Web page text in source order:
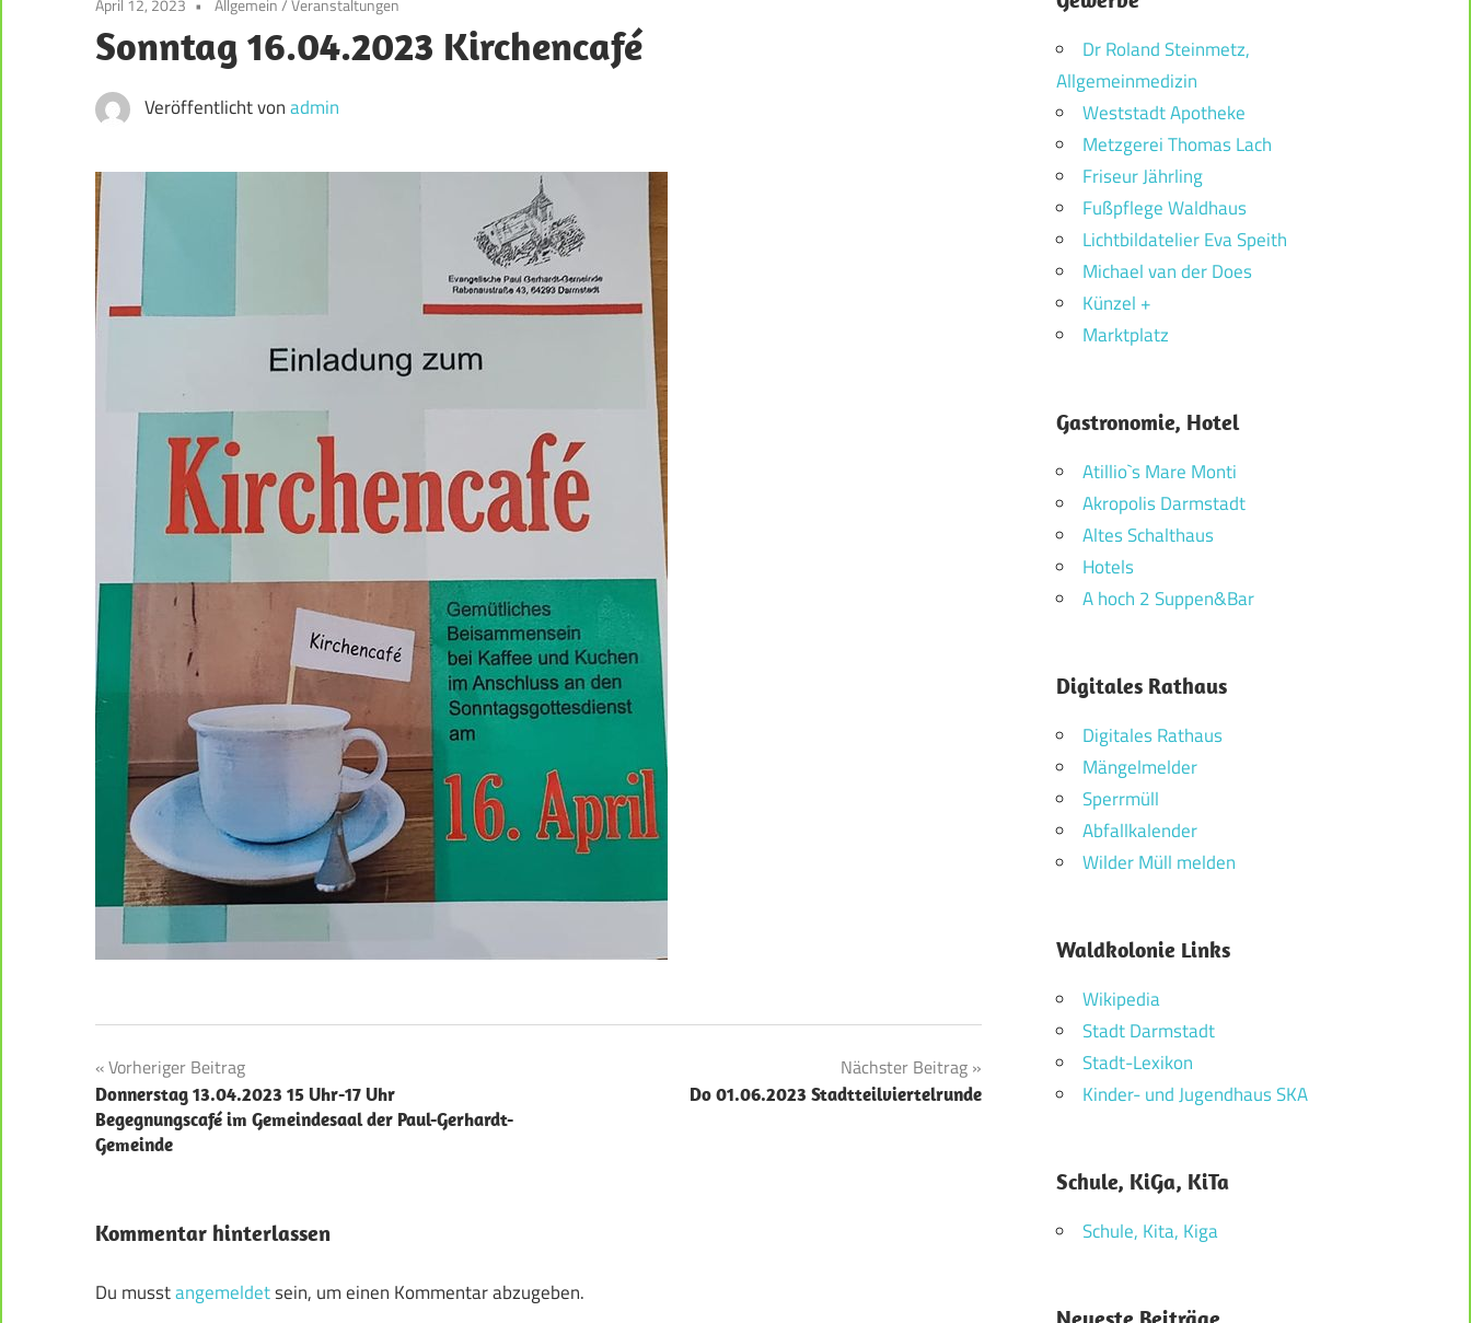
der
Weststadt
Darmstadt
Sonntag 16.04.2023 Kirchencafé
Veröffentlicht vonadmin
Beitragsnavigation
Vorheriger Beitrag
Donnerstag 13.04.2023 15 Uhr-17 Uhr
Begegnungscafé im Gemeindesaal der Paul-Gerhardt-
Gemeinde
Nächster Beitrag
Do 01.06.2023 Stadtteilviertelrunde
Kommentar hinterlassen
Du musstangemeldetsein, um einen Kommentar abzugeben.
Dr Roland Steinmetz,
Allgemeinmedizin
Weststadt Apotheke
Metzgerei Thomas Lach
Friseur Jährling
Fußpflege Waldhaus
Lichtbildatelier Eva Speith
Michael van der Does
Künzel +
Marktplatz
Gastronomie, Hotel
Atillio`s Mare Monti
Akropolis Darmstadt
Altes Schalthaus
Hotels
A hoch 2 Suppen&Bar
Digitales Rathaus
Digitales Rathaus
Mängelmelder
Sperrmüll
Abfallkalender
Wilder Müll melden
Waldkolonie Links
Wikipedia
Stadt Darmstadt
Stadt-Lexikon
Kinder- und Jugendhaus SKA
Schule, KiGa, KiTa
Schule, Kita, Kiga